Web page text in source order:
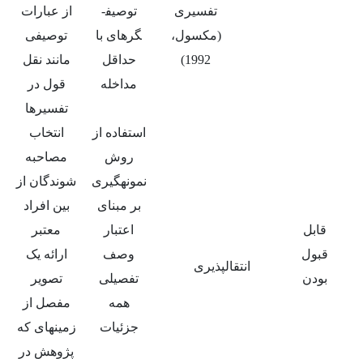
قابل
قبول
بودن
تفسیری
(مکسول،
1992)
توصیف­
گرهای با
حداقل
مداخله
از عبارات
توصیفی
مانند نقل
قول در
تفسیرها
انتقال­پذیری
استفاده از
روش
نمونه­گیری
بر مبنای
اعتبار
انتخاب
مصاحبه
شوندگان از
بین افراد
معتبر
وصف
تفصیلی
همه
جزئیات
ارائه یک
تصویر
مفصل از
زمینه­ای که
پژوهش در